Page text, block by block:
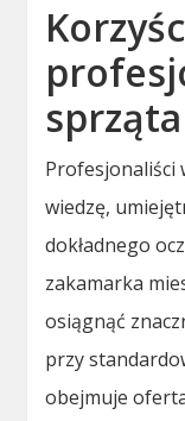
Profesjonaliści
wiedzę,
dokładnego
zakamarka
osiągnąć
przy
obejmuje